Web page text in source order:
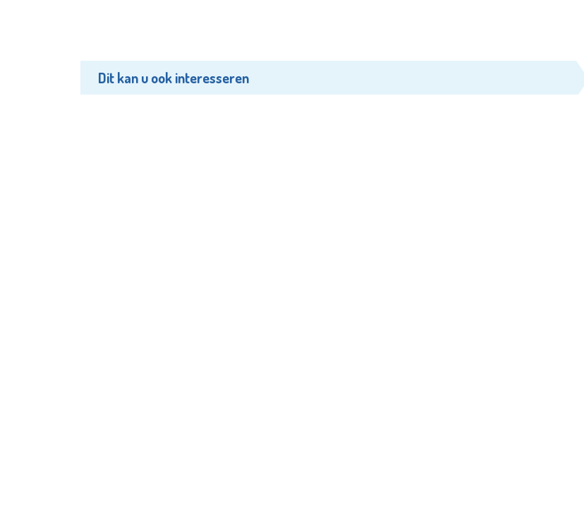
Dit kan u ook interesseren